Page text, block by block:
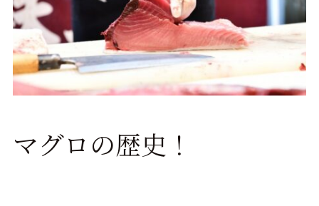
マグロの歴史！